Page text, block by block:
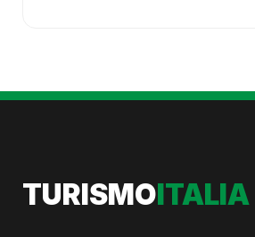
TURISMOITALIA